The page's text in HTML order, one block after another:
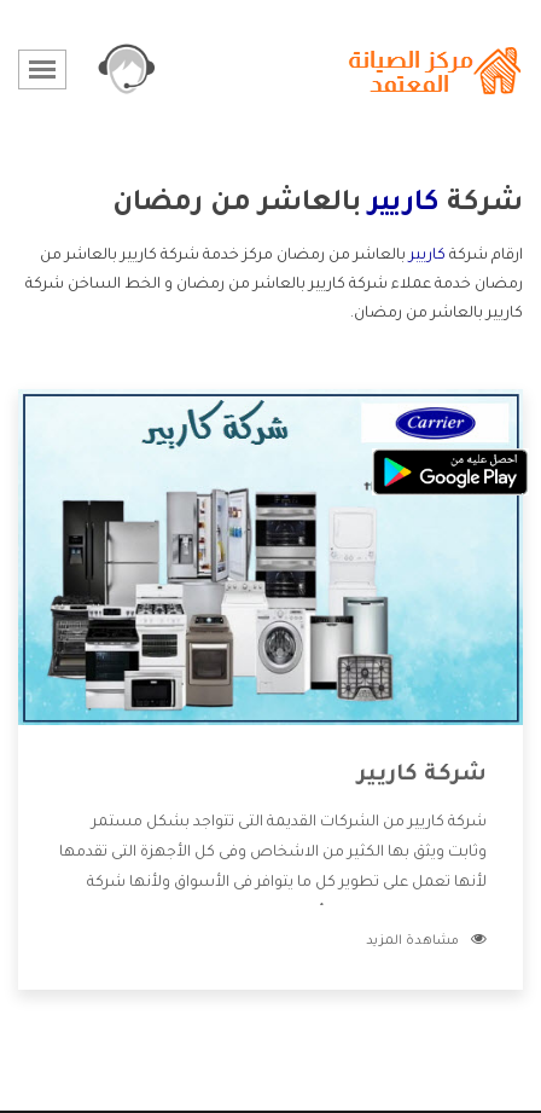
شركة كارييربالعاشر من رمضان
ارقام شركة كارييربالعاشر من رمضان مركز خدمة شركة كاريير بالعاشر من
رمضان خدمة عملاء شركة كاريير بالعاشر من رمضان و الخط الساخن شركة
كاريير بالعاشر من رمضان.
شركة كاريير
شركة كاريير من الشركات القديمة التى تتواجد بشكل مستمر
وثابت ويثق بها الكثير من الاشخاص وفى كل الأجهزة التى تقدمها
لأنها تعمل على تطوير كل ما يتوافر فى الأسواق ولأنها شركة
وتقدم للعملاء أقوى العروض والخصومات التى تسهل على
مشاهدة المزيد